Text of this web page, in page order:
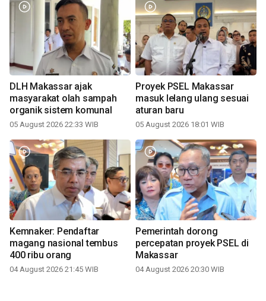
DLH Makassar ajak
masyarakat olah sampah
organik sistem komunal
05 August 2026 22:33 WIB
Proyek PSEL Makassar
masuk lelang ulang sesuai
aturan baru
05 August 2026 18:01 WIB
Kemnaker: Pendaftar
magang nasional tembus
400 ribu orang
04 August 2026 21:45 WIB
Pemerintah dorong
percepatan proyek PSEL di
Makassar
04 August 2026 20:30 WIB